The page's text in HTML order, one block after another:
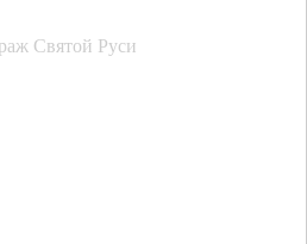
Святой Руси